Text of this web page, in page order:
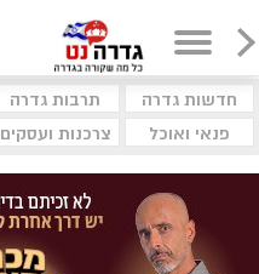
חדשות גדרה תרבות גדרה
פנאי ואוכל
צרכנות ועסקים